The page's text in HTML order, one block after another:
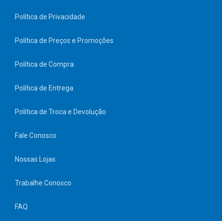
Política de Privacidade
Política de Preços e Promoções
Política de Compra
Política de Entrega
Política de Troca e Devolução
Fale Conosco
Nossas Lojas
Trabalhe Conosco
FAQ